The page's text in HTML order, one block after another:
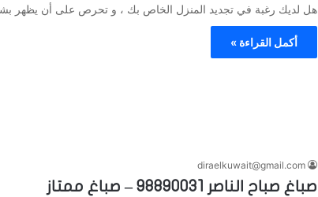
هل لديك رغبة في تجديد المنزل الخاص بك ، و تحرص على أن يظهر
أكمل القراءة »
diraelkuwait@gmail.com
صباغ صباح الناصر 98890031 – صباغ ممتاز